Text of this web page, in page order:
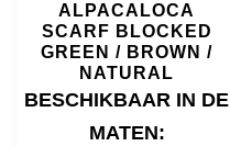
ALPACALOCA
SCARF BLOCKED
GREEN / BROWN /
NATURAL
BESCHIKBAAR IN DE
MATEN: